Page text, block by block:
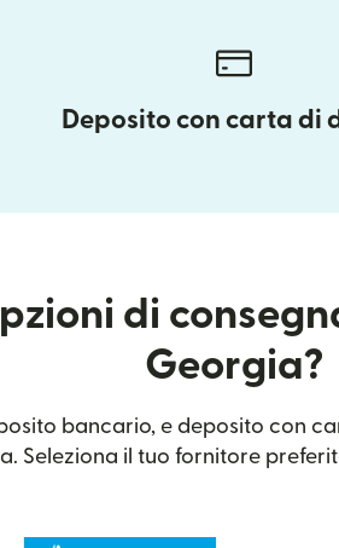
Deposito con carta di
di
Georgia?
bancario, e deposito con
Seleziona il tuo fornitore